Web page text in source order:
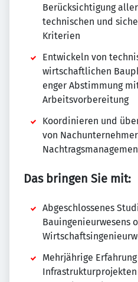
Berücksichtigung
technischen und
Kriterien
Entwickeln von
wirtschaftlichen
enger Abstimmung
Arbeitsvorbereitung
Koordinieren und
von
Das bringen Sie mit:
Abgeschlossenes
Bauingenieurwesens
Mehrjährige